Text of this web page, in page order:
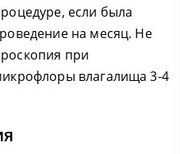
если была
на месяц. Не
при
влагалища 3-4